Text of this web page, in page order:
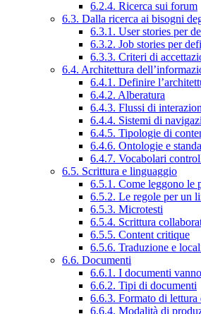
6.2.4. Ricerca sui forum
6.3. Dalla ricerca ai bisogni
6.3.1. User stories per
6.3.2. Job stories per
6.3.3. Criteri di
6.4. Architettura
6.4.1. Definire
6.4.2. Alberatura
6.4.3. Flussi di
6.4.4. Sistemi di
6.4.5. Tipologie di
6.4.6. Ontologie e
6.4.7. Vocabolari
6.5. Scrittura e linguaggio
6.5.1. Come leggono le
6.5.2. Le regole per un
6.5.3. Microtesti
6.5.4. Scrittura
6.5.5. Content critique
6.5.6. Traduzione e
6.6. Documenti
6.6.1. I documenti
6.6.2. Tipi di documenti
6.6.3. Formato di
6.6.4. Modalità di